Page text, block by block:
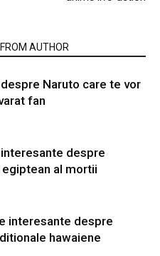
AUTHOR
Naruto care te vor
fan
despre
al mortii
interesante despre
hawaiene